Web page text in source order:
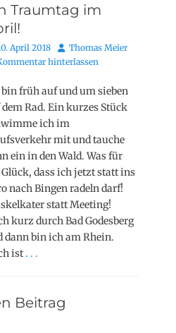
Traumtag im
April 2018 AutorThomas Meier
hinterlassen
früh auf und um sieben
Rad. Ein kurzes Stück
ich im
mit und tauche
ein in den Wald. Was für
dass ich jetzt statt ins
nach Bingen radeln darf!
statt Meeting!
kurz durch Bad Godesberg
dann bin ich am Rhein.
ist . . .
Beitrag